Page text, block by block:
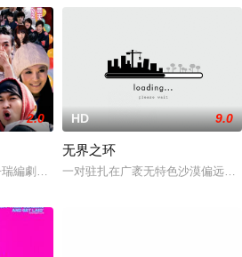
2.0
編劇的喜劇《六樓后座》拍出香港新一代
HD 9.0
无界之环
一对驻扎在广袤无特色沙漠偏远边